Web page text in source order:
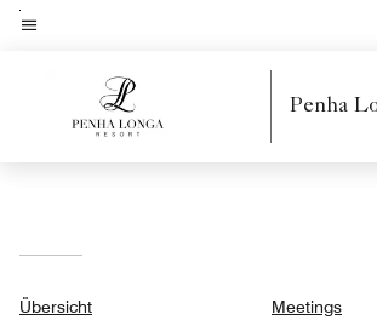
Skip
Penha
Übersicht Meetings